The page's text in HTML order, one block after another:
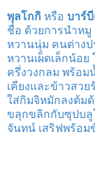
พุลโกกิ หรือ บาร์
ชื่อ ด้วยการนำห
หวานนุ่ม คนต่างป
หวานเผ็ดเล็กน้อ
ครึ่งวงกลม พร้อม
เคียงและข้าวสว
ใส่กิมจิหมักลงต้ม
ขลุกขลิกกับซุปบลู
จันทน์ เสริฟพร้อม